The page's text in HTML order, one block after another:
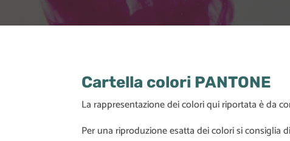
Cartella colori PANTONE
La rappresentazione dei colori qui riportata è da
Per una riproduzione esatta dei colori si consiglia